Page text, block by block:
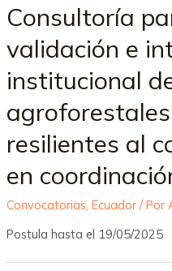
Consultoría
validación e
institucional
resilientes al
en
Convocatorias, Ecuador/ Por
Postula hasta el 19/05/2025